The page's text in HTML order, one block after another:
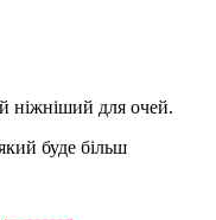
ніжніший для очей.
буде більш